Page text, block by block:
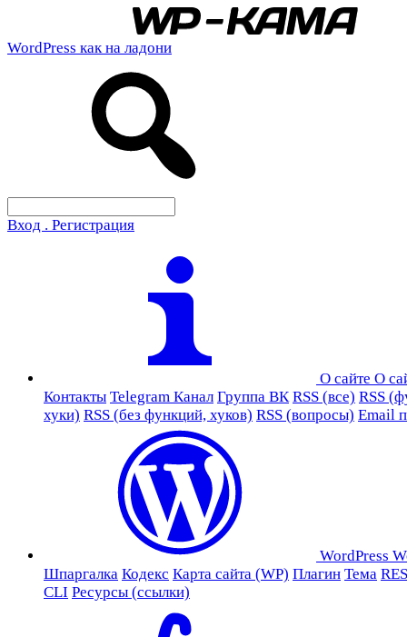
WordPress как на ладони
Вход . Регистрация
О сайте О
Контакты Telegram Канал Группа ВК RSS (все) RSS
хуки) RSS (без функций, хуков) RSS (вопросы) Email
WordPress
Шпаргалка Кодекс Карта сайта (WP) Плагин Тема
CLI Ресурсы (ссылки)